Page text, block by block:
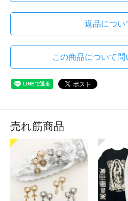
返品につい
この商品について問
売れ筋商品